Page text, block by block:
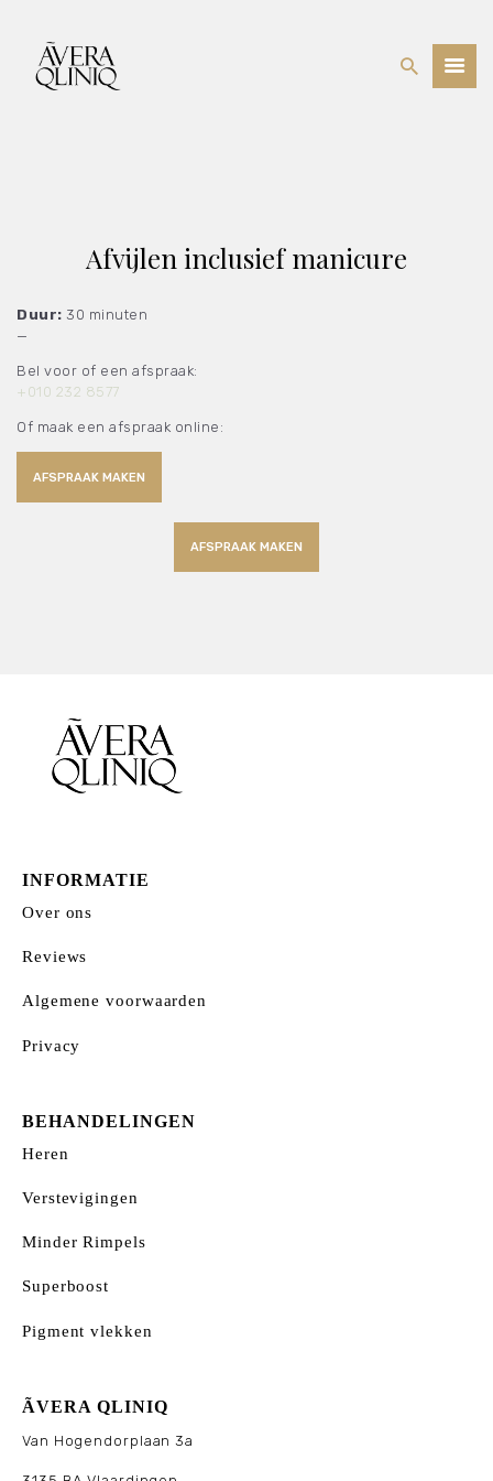
OVER ONS
Afvijlen inclusief manicure
Duur: 30 minuten
—
Bel voor of een afspraak:
+010 232 8577
Of maak een afspraak online:
AFSPRAAK MAKEN
AFSPRAAK MAKEN
INFORMATIE
Over ons
Reviews
Algemene voorwaarden
Privacy
BEHANDELINGEN
Heren
Verstevigingen
Minder Rimpels
Superboost
Pigment vlekken
ÃVERA QLINIQ
Van Hogendorplaan 3a